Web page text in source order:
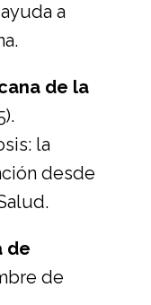
a
de la
la
desde
de
de